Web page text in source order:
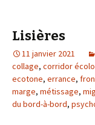
Lisières
11 janvier 2021
collage, corridor
ecotone, errance,
marge, métissage,
du bord-à-bord,